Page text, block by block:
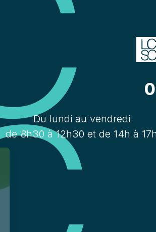
Du lundi au vendredi
de 8h30 à 12h30 et de 14h à 17h
accompagner pendant